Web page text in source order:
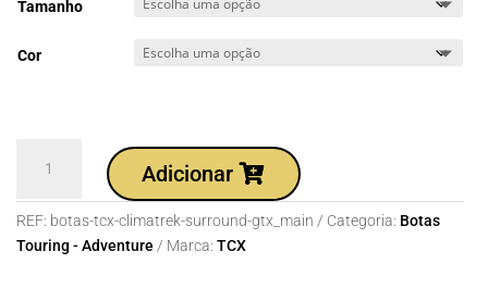
Tamanho
Cor
Botas
TCX
Climatrek
Adicionar
REF: botas-tcx-climatrek-surround-gtx_main Categoria: Botas
Touring - Adventure
Marca: TCX